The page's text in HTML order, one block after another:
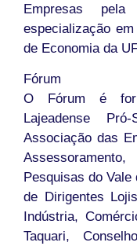
Empresas
especialização
de Economia da
Fórum
O Fórum é
Lajeadense
Associação das
Pesquisas do Vale
de Dirigentes
Indústria,
Taquari,